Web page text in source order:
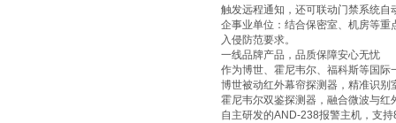
触发远程通知，还可联动门禁系统自
企事业单位‌：结合保密室、机房等
入侵防范要求。
一线品牌产品，品质保障安心无忧
作为博世、霍尼韦尔、福科斯等国
博世被动红外幕帘探测器，精准识
霍尼韦尔双鉴探测器，融合微波与
自主研发的AND-238报警主机，支